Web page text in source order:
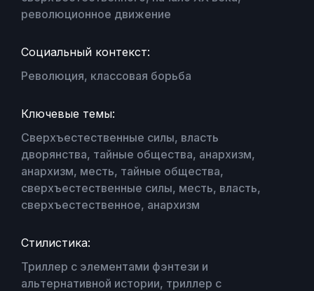
революционное движение
Социальный контекст:
Революция, классовая борьба
Ключевые темы:
Сверхъестественные силы, власть
дворянства, тайные общества, анархизм,
анархизм, месть, тайные общества,
сверхъестественные силы, месть, власть,
сверхъестественное, анархизм
Стилистика:
Триллер с элементами фэнтези и
альтернативной истории, триллер с